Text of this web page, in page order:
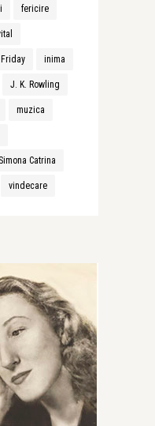
fericire
inima
J. K. Rowling
muzica
Simona Catrina
vindecare